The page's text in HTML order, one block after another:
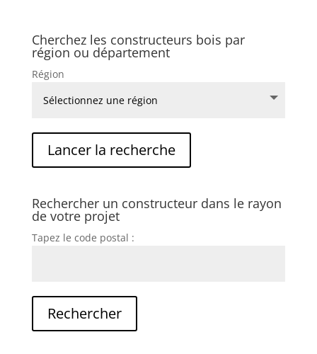
Cherchez les constructeurs bois par
région ou département
Région
Rechercher un constructeur dans le rayon
de votre projet
Tapez le code postal :